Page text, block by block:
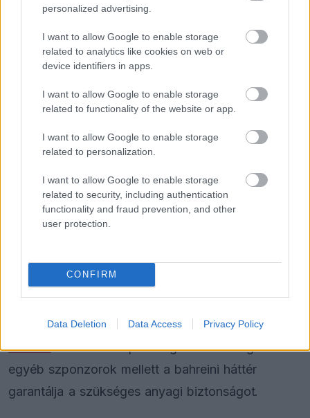
personalized advertising.
I want to allow Google to enable storage
related to analytics like cookies on web or
device identifiers in apps.
I want to allow Google to enable storage
related to functionality of the website or app.
I want to allow Google to enable storage
related to personalization.
I want to allow Google to enable storage
related to security, including authentication
functionality and fraud prevention, and other
user protection.
CONFIRM
Data Deletion Data Access Privacy Policy
Egyre több a pletyka
Az anyagiak egyáltalán nem jelentenek akadályt a
számára, mivel a többségi tulajdonos
bármilyen összeget hajlandó mozgósítani. Az
Insiderszerint a csapat mögött álló Google és
egyéb szponzorok mellett a bahreini háttér
garantálja a szükséges anyagi biztonságot.